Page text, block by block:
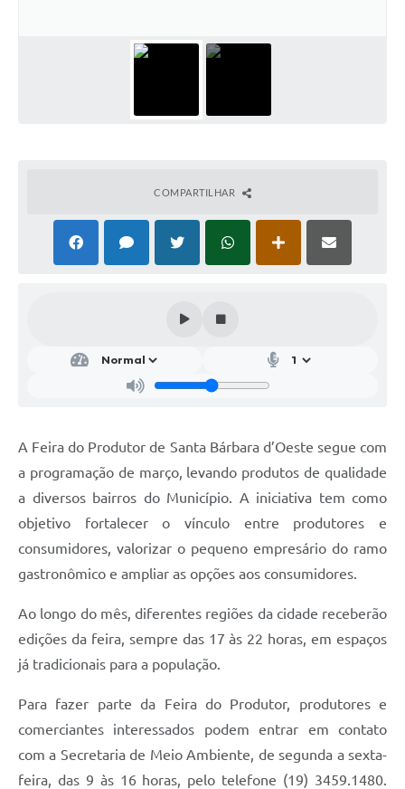
Contato
Plano Municipal de Segurança Pública
Plano de Contratações Anuais
COMPARTILHAR
A Feira do Produtor de Santa Bárbara d’Oeste segue com
a programação de março, levando produtos de qualidade
a diversos bairros do Município. A iniciativa tem como
objetivo fortalecer o vínculo entre produtores e
consumidores, valorizar o pequeno empresário do ramo
gastronômico e ampliar as opções aos consumidores.
Ao longo do mês, diferentes regiões da cidade receberão
edições da feira, sempre das 17 às 22 horas, em espaços
já tradicionais para a população.
Para fazer parte da Feira do Produtor, produtores e
comerciantes interessados podem entrar em contato
com a Secretaria de Meio Ambiente, de segunda a sexta-
feira, das 9 às 16 horas, pelo telefone (19) 3459.1480.